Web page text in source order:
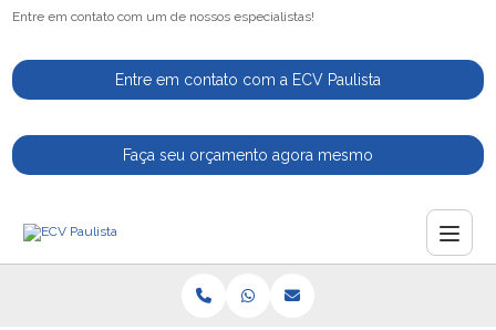
Entre em contato com um de nossos especialistas!
Entre em contato com a ECV Paulista
Faça seu orçamento agora mesmo